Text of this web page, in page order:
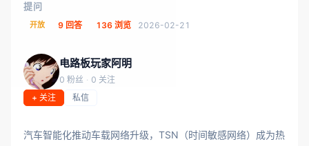
提问
开放 9 回答 136 浏览 2026-02-21
电路板玩家阿明
0 粉丝 · 0 关注
+ 关注
私信
汽车智能化推动车载网络升级，TSN（时间敏感网络）成为热